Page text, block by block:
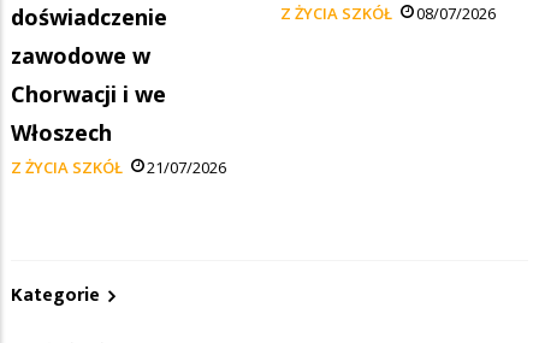
doświadczenie
zawodowe w
Chorwacji i we
Włoszech
Z ŻYCIA SZKÓŁ 21/07/2026
Z ŻYCIA SZKÓŁ 08/07/2026
Kategorie